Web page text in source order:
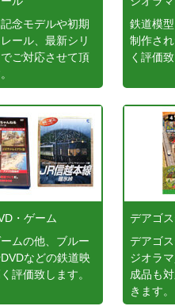
念モデルや初期
ール、最新シリ
ご対応させて頂
鉄道模
制作さ
く評価致
・ゲーム
ムの他、ブルー
などの鉄道映
評価致します。
デアゴ
デアゴ
ジオラ
成品も
きます。